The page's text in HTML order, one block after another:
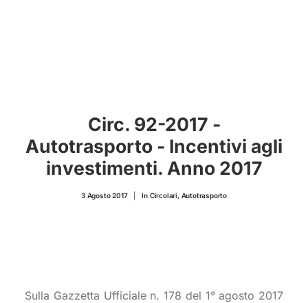
CONVENZIONI
ASSOCIAZIONI TERRITORIALI
Circ. 92-2017 -
Autotrasporto - Incentivi agli
investimenti. Anno 2017
3 Agosto 2017 In Circolari, Autotrasporto
Sulla Gazzetta Ufficiale n. 178 del 1° agosto 2017